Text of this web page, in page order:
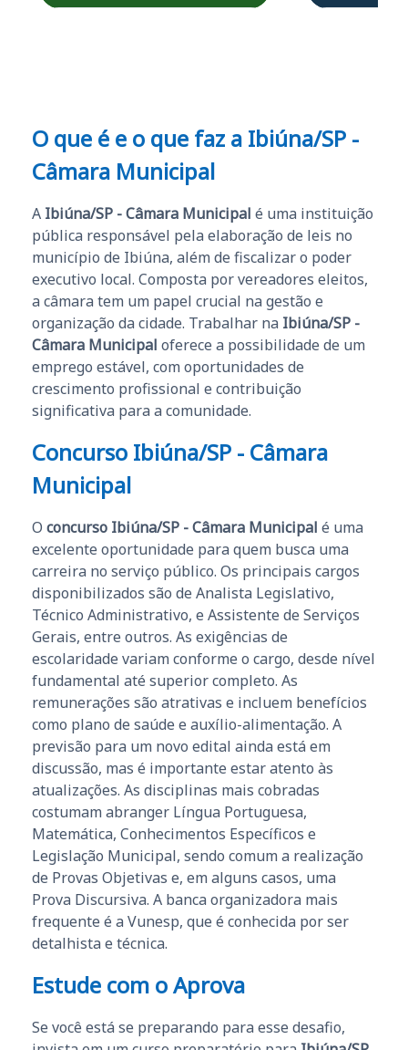
O que é e o que faz a Ibiúna/SP -
Câmara Municipal
A Ibiúna/SP - Câmara Municipal é uma instituição
pública responsável pela elaboração de leis no
município de Ibiúna, além de fiscalizar o poder
executivo local. Composta por vereadores eleitos,
a câmara tem um papel crucial na gestão e
organização da cidade. Trabalhar na Ibiúna/SP -
Câmara Municipal oferece a possibilidade de um
emprego estável, com oportunidades de
crescimento profissional e contribuição
significativa para a comunidade.
Concurso Ibiúna/SP - Câmara
Municipal
O concurso Ibiúna/SP - Câmara Municipal é uma
excelente oportunidade para quem busca uma
carreira no serviço público. Os principais cargos
disponibilizados são de Analista Legislativo,
Técnico Administrativo, e Assistente de Serviços
Gerais, entre outros. As exigências de
escolaridade variam conforme o cargo, desde nível
fundamental até superior completo. As
remunerações são atrativas e incluem benefícios
como plano de saúde e auxílio-alimentação. A
previsão para um novo edital ainda está em
discussão, mas é importante estar atento às
atualizações. As disciplinas mais cobradas
costumam abranger Língua Portuguesa,
Matemática, Conhecimentos Específicos e
Legislação Municipal, sendo comum a realização
de Provas Objetivas e, em alguns casos, uma
Prova Discursiva. A banca organizadora mais
frequente é a Vunesp, que é conhecida por ser
detalhista e técnica.
Estude com o Aprova
Se você está se preparando para esse desafio,